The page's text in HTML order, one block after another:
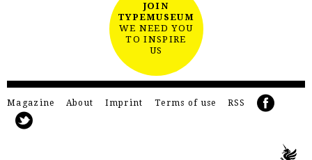
JOIN
TYPEMUSEUM
WE NEED YOU
TO INSPIRE
US
Magazine About Imprint Terms of use RSS